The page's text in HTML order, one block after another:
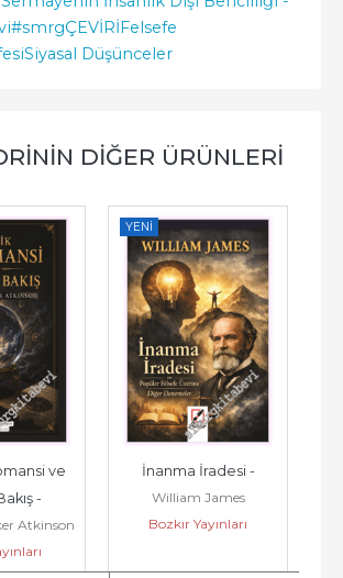
#smrgÇEVİRİFelsefe
Siyasal Düşünceler
DIĞER ÜRÜNLERI
ve
-
Atkinson
YENI
İnanma İradesi -
William James
Bozkır Yayınları